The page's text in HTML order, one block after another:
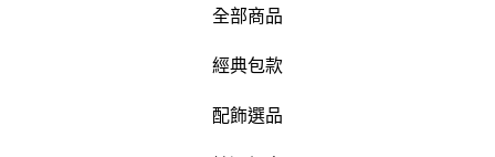
全部商品
經典包款
配飾選品